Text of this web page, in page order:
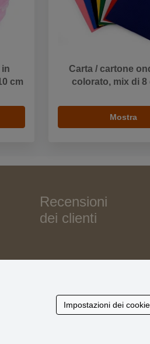
in
cm
Carta / cartone
colorato, mix di 8
Mostra
Recensioni
dei clienti
Impostazioni dei cookie